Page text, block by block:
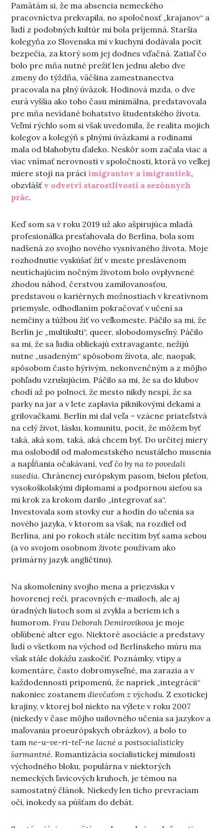
Pamätám si, že ma absencia nemeckého
pracovníctva prekvapila, no spoločnosť „krajanov“ a
ľudí z podobných kultúr mi bola príjemná. Staršia
kolegyňa zo Slovenska mi v kuchyni dodávala pocit
bezpečia, za ktorý som jej dodnes vďačná. Zatiaľ čo
bolo pre mňa nutné prežiť len jednu alebo dve
zmeny do týždňa, väčšina zamestnanectva
pracovala na plný úväzok. Hodinová mzda, o dve
eurá vyššia ako toho času minimálna, predstavovala
pre mňa nevídané bohatstvo študentského života.
Veľmi rýchlo som si však uvedomila, že realita mojich
kolegov a kolegýň s plnými úväzkami a rodinami
mala od blahobytu ďaleko. Neskôr som začala viac a
viac vnímať nerovnosti v spoločnosti, ktorá vo veľkej
miere stojí na práci imigrantov a imigrantiek,
obzvlášť v odvetví starostlivosti a sezónnych
prác.
Keď som sa v roku 2019 už ako ašpirujúca mladá
profesionálka presťahovala do Berlína, bola som
nadšená zo svojho nového vysnívaného života. Moje
rozhodnutie vyskúšať žiť v meste preslávenom
neutíchajúcim nočným životom bolo ovplyvnené
zhodou náhod, čerstvou zamilovanosťou,
predstavou o kariérnych možnostiach v kreatívnom
priemysle, odhodlaním pokračovať v učení sa
nemčiny a túžbou žiť vo veľkomeste. Páčilo sa mi, že
Berlín je „multikulti“, queer, slobodomyseľný. Páčilo
sa mi, že sa ľudia obliekajú extravagante, nežijú
nutne „usadeným“ spôsobom života, ale, naopak,
spôsobom často hýrivým, nekonvenčným a z môjho
pohľadu vzrušujúcim. Páčilo sa mi, že sa do klubov
chodí až po polnoci, že mesto nikdy nespí, že sa
parky na jar a v lete zaplavia piknikovými dekami a
grilovačkami. Berlín mi dal veľa – vzácne priateľstvá
na celý život, lásku, komunitu, pocit, že môžem byť
taká, aká som, taká, aká chcem byť. Do určitej miery
ma oslobodil od malomestského neustáleho musenia
a napĺňania očakávaní, veďčo by na to povedali
susedia. Chránenej európskym pasom, bielou pleťou,
vysokoškolskými diplomami a podpornou sieťou sa
mi krok za krokom darilo „integrovať sa“.
Investovala som stovky eur a hodín do učenia sa
nového jazyka, v ktorom sa však, na rozdiel od
Berlína, ani po rokoch stále necítim byť sama sebou
(a vo svojom osobnom živote používam ako
primárny jazyk angličtinu).
Na skomoleniny svojho mena a priezviska v
hovorenej reči, pracovných e-mailoch, ale aj
úradných listoch som si zvykla a beriem ich s
humorom.FrauDeborah Demirovikova je moje
obľúbené alter ego. Niektoré asociácie a predstavy
ľudí o všetkom na východ od Berlínskeho múru ma
však stále dokážu zaskočiť. Poznámky, vtipy a
komentáre, často dobromyseľné, ma zarazia a v
každodennosti pripomenú, že napriek „integrácii“
nakoniec zostanemdievčaťom z východu. Z exotickej
krajiny, v ktorej bol niekto na výlete v roku 2007
(niekedy v čase môjho usilovného učenia sa jazykov a
maľovania proeurópskych obrázkov), a bolo to
tamne-u-ve-ri-teľ-ne lacné a postsocialisticky
šarmantné. Romantizácia socialistickej minulosti
východného bloku, populárna v niektorých
nemeckých ľavicových kruhoch, je témou na
samostatný článok. Niekedy len ticho prevraciam
oči, inokedy sa púšťam do debát.